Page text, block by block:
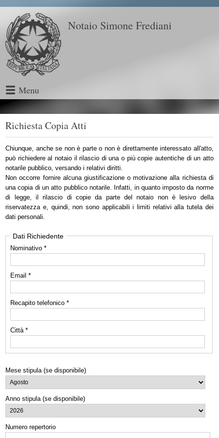
Notaio Simone Frediani
Menu
Richiesta Copia Atti
Chiunque, anche se non è parte o non è direttamente interessato all'atto,
può richiedere al notaio il rilascio di una o più copie autentiche di un atto
notarile pubblico, versando i relativi diritti.
Non occorre fornire alcuna giustificazione o motivazione alla richiesta di
una copia di un atto pubblico notarile. Infatti, in quanto imposto da norme
di legge, il rilascio di copie da parte del notaio non è lesivo della
riservatezza e, quindi, non sono applicabili i limiti relativi alla tutela dei
dati personali.
Dati Richiedente
Nominativo *
Email *
Recapito telefonico *
Città *
Mese stipula (se disponibile)
Anno stipula (se disponibile)
Numero repertorio